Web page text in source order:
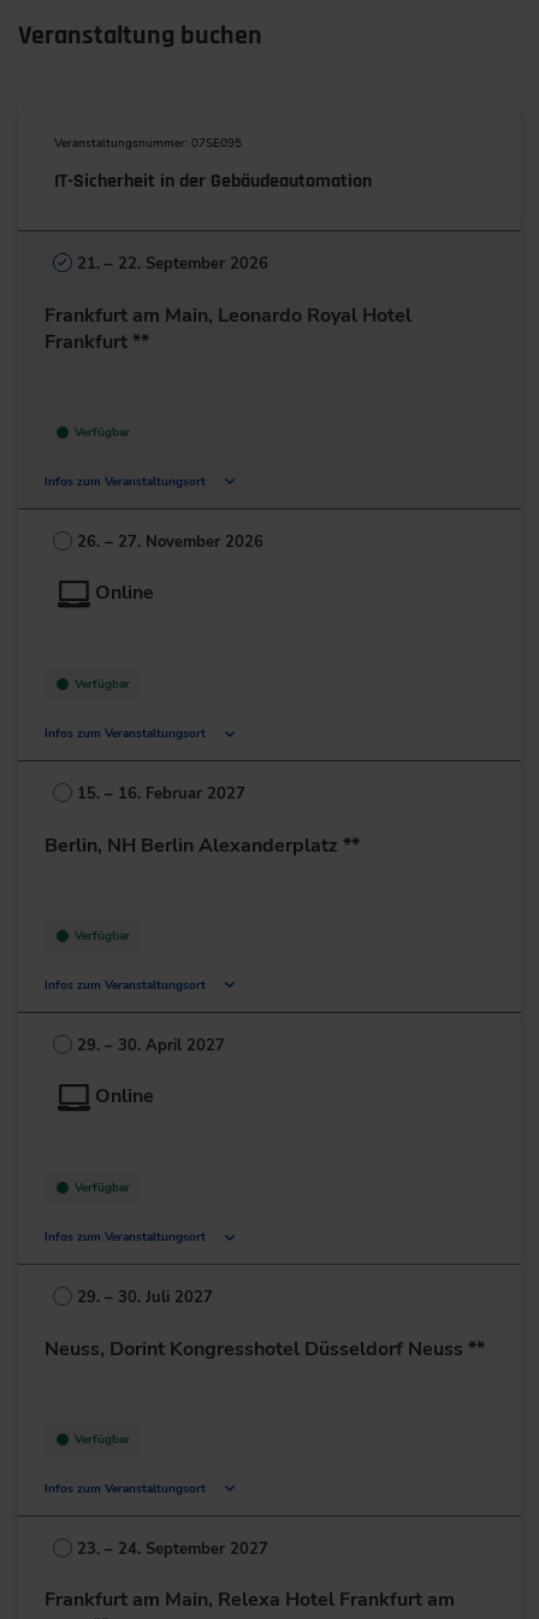
Veranstaltung buchen
Veranstaltungsnummer: 07SE095
IT-Sicherheit in der Gebäudeautomation
21. – 22. September 2026
Frankfurt am Main, Leonardo Royal Hotel
Frankfurt **
Verfügbar
Infos zum Veranstaltungsort
Mailänder Straße 1
60598 Frankfurt am Main
26. – 27. November 2026
Online
Verfügbar
Infos zum Veranstaltungsort
Deutschland
+49 211/6214-201
15. – 16. Februar 2027
Berlin, NH Berlin Alexanderplatz **
Verfügbar
Infos zum Veranstaltungsort
Landsberger Allee 26-32
10249 Berlin
29. – 30. April 2027
Online
Verfügbar
Infos zum Veranstaltungsort
Deutschland
+49 211/6214-201
29. – 30. Juli 2027
Neuss, Dorint Kongresshotel Düsseldorf Neuss **
Verfügbar
Infos zum Veranstaltungsort
Selikumer Str. 25
41460 Neuss
23. – 24. September 2027
Frankfurt am Main, Relexa Hotel Frankfurt am